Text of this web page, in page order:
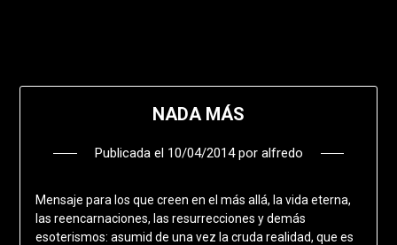
NADA MÁS
Publicada el 10/04/2014por alfredo
Mensaje para los que creen en el más allá, la vida eterna,
las reencarnaciones, las resurrecciones y demás
esoterismos: asumid de una vez la cruda realidad, que es